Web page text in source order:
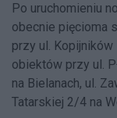
Po uruchomieniu
obecnie pięcioma
przy ul.
obiektów przy ul.
na Bielanach, ul.
Tatarskiej 2/4 na